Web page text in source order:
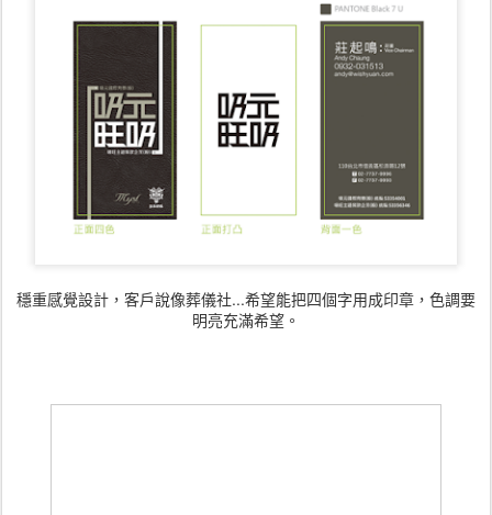
穩重感覺設計，客戶說像葬儀社...希望能把四個字用成印章，色調要
明亮充滿希望。